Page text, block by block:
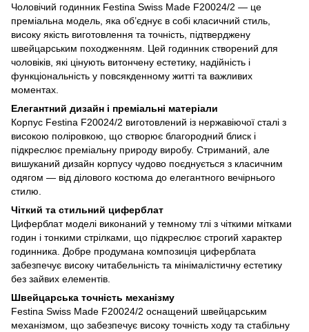
Чоловічий годинник Festina Swiss Made F20024/2 — це
преміальна модель, яка об’єднує в собі класичний стиль,
високу якість виготовлення та точність, підтверджену
швейцарським походженням. Цей годинник створений для
чоловіків, які цінують витончену естетику, надійність і
функціональність у повсякденному житті та важливих
моментах.
Елегантний дизайн і преміальні матеріали
Корпус Festina F20024/2 виготовлений із нержавіючої сталі з
високою поліровкою, що створює благородний блиск і
підкреслює преміальну природу виробу. Стриманий, але
вишуканий дизайн корпусу чудово поєднується з класичним
одягом — від ділового костюма до елегантного вечірнього
стилю.
Чіткий та стильний циферблат
Циферблат моделі виконаний у темному тлі з чіткими мітками
годин і тонкими стрілками, що підкреслює строгий характер
годинника. Добре продумана композиція циферблата
забезпечує високу читабельність та мінімалістичну естетику
без зайвих елементів.
Швейцарська точність механізму
Festina Swiss Made F20024/2 оснащений швейцарським
механізмом, що забезпечує високу точність ходу та стабільну